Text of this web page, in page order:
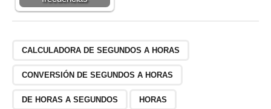
CALCULADORA DE SEGUNDOS A HORAS
CONVERSIÓN DE SEGUNDOS A HORAS
DE HORAS A SEGUNDOS HORAS